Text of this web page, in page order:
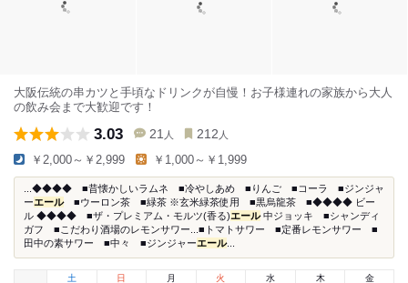
大阪伝統の串カツと手頃なドリンクが自慢！お子様連れの家族から大人
の飲み会まで大歓迎です！
3.03 21 人 212 人
￥2,000～￥2,999 ￥1,000～￥1,999
...◆◆◆◆ ■昔懐かしいラムネ ■冷やしあめ ■りんご ■コーラ ■ジンジャ
ーエール■ウーロン茶 ■緑茶 ※玄米緑茶使用 ■黒烏龍茶 ■◆◆◆◆ ビー
ル ◆◆◆◆ ■ザ・プレミアム・モルツ(香る)エール中ジョッキ ■シャンディ
ガフ ■こだわり酒場のレモンサワー...■トマトサワー ■定番レモンサワー ■
田中の素サワー ■中々 ■ジンジャーエール...
土
日 月 火 水 木 金